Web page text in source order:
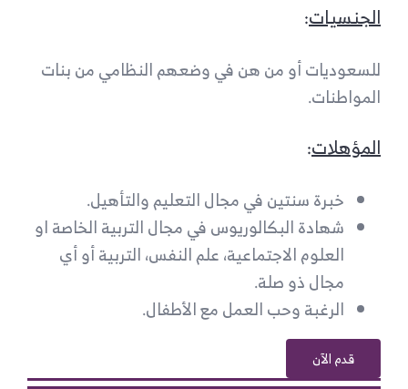
الجنسيات:
للسعوديات أو من هن في وضعهم النظامي من بنات
المواطنات.
المؤهلات:
خبرة سنتين في مجال التعليم والتأهيل.
شهادة البكالوريوس في مجال التربية الخاصة او
العلوم الاجتماعية، علم النفس، التربية أو أي
مجال ذو صلة.
الرغبة وحب العمل مع الأطفال.
قدم الآن